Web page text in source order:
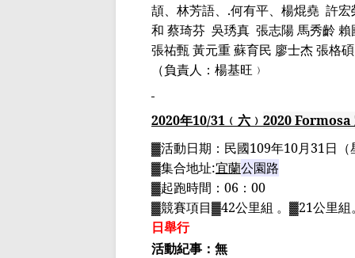
頡、林芳語、 .何有平、楊焜堯 許宏
和 蔡琦芬 吳琇真 張志陽 馬秀齡 賴
張祐甄 黃元重 蘇育民 廖士杰 張格
（負責人：楊基旺﹚
2020年10/31 ﹙六﹚ 2020 Formosa
▓活動日期： 民國109年10月31日
▓集合地址:宜蘭公園路
▓起跑時間： 06 ： 00
▓競賽項目▓42公里組 。 ▓21公里組
日舉行
活動紀事：無